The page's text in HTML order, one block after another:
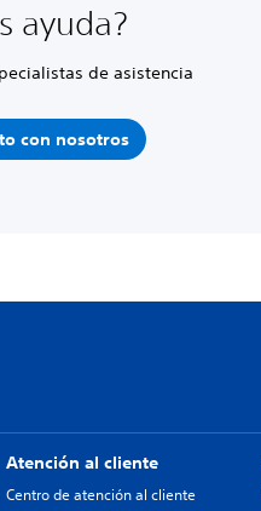
ayuda?
de asistencia
con nosotros
Atención al cliente
Centro de atención al cliente